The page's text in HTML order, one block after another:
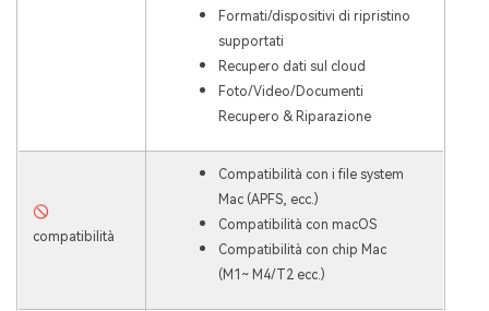
Formati/dispositivi di ripristino
supportati
Recupero dati sul cloud
Foto/Video/Documenti
Recupero & Riparazione
🚫
compatibilità
Compatibilità con i file system
Mac (APFS, ecc.)
Compatibilità con macOS
Compatibilità con chip Mac
(M1~ M4/T2 ecc.)